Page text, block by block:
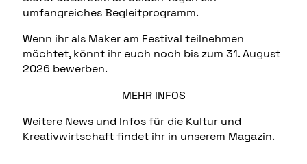
umfangreiches Begleitprogramm.
Wenn ihr als Maker am Festival teilnehmen
möchtet, könnt ihr euch noch bis zum 31. August
2026 bewerben.
MEHR INFOS
Weitere News und Infos für die Kultur und
Kreativwirtschaft findet ihr in unserem Magazin.